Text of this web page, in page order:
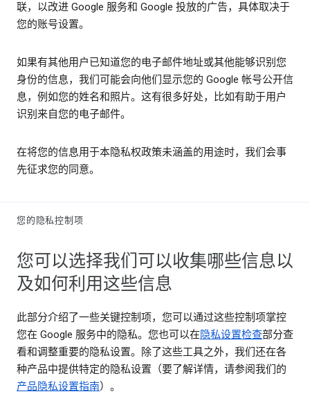
联，以改进 Google 服务和 Google 投放的广告，具体取决于
您的账号设置。
如果有其他用户已知道您的电子邮件地址或其他能够识别您
身份的信息，我们可能会向他们显示您的 Google 帐号公开信
息，例如您的姓名和照片。这有很多好处，比如有助于用户
识别来自您的电子邮件。
在将您的信息用于本隐私权政策未涵盖的用途时，我们会事
先征求您的同意。
您的隐私控制项
您可以选择我们可以收集哪些信息以
及如何利用这些信息
此部分介绍了一些关键控制项，您可以通过这些控制项掌控
您在 Google 服务中的隐私。您也可以在隐私设置检查部分查
看和调整重要的隐私设置。除了这些工具之外，我们还在各
种产品中提供特定的隐私设置（要了解详情，请参阅我们的
产品隐私设置指南）。